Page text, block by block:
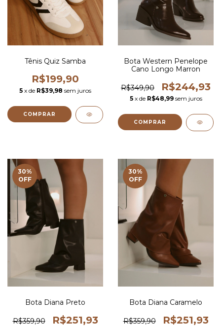
Tênis Quiz Samba
R$199,90
5 x de R$39,98 sem juros
COMPRAR
Bota Western Penelope
Cano Longo Marron
R$349,90 R$244,93
5 x de R$48,99 sem juros
COMPRAR
30%
OFF
Bota Diana Preto
R$359,90 R$251,93
30%
OFF
Bota Diana Caramelo
R$359,90 R$251,93